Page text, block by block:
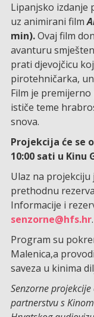
Lipanjsko izdanje
uz animirani film
min).Ovaj film
avanturu
prati djevojčicu
pirotehničarka,
Film je
ističe teme
snova.
Projekcija će se
10:00 sati u Kinu
Ulaz na
prethodnu
Informacije i
senzorne@hfs.hr.
Program su
Malenica,a
saveza u kinima
Senzorne
partnerstvu s